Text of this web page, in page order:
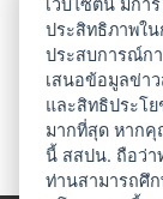
ประสิทธิภาพใ
ประสบการณ์ก
เสนอข้อมูลข่า
และสิทธิประโ
มากที่สุด หาก
นี้ สสปน. ถือว่า
ท่านสามารถศึก